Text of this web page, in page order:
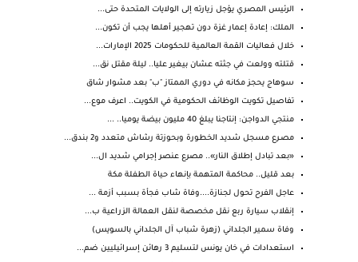
الرئيس المصري يؤجل زيارته إلى الولايات المتحدة حتى...
الملك: إعادة إعمار غزة دون تهجير أهلها يجب أن تكون...
خلال فعاليات القمة العالمية للحكومات 2025 الإمارات...
قتلته وولعت في جثته عشان بيغير عليا.. ليلة مقتل نق...
سوهاج يحجز مكانه في دوري الممتاز "ب" بعد مشوار شاق
تفاصيل تكويت الوظائف الحكومية في الكويت.. اعرف موع...
منتجي الدواجن: إنتاجنا يبلغ 40 مليون بيضة يوميا.. ...
مصـرع مسجل شديد الخطورة وبحوزتة رشاش متعدد و2 بندق...
«بعد تبادل إطلاق النار».. مصرع عنصر إجرامي شديد ال...
بعد قليل.. محاكمة المتهمة بإنهاء حياة الطفلة مكة
عاجل الفرح تحول لجنازة....وفاة شاب فجأة بسبب أزمة ...
إنقلاب سيارة ربع نقل مخصصة لنقل العمالة الزراعية ب...
وفاة سمير الجلداني (زهرة شباب آل الجلداني بالسويس)
استعدادات في خان يونس لتسليم 3 رهائن إسرائيليين ضم...